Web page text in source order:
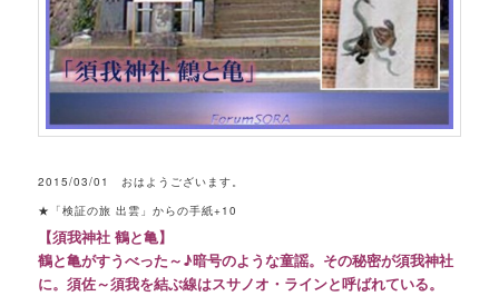
2015/03/01 おはようございます。
★「検証の旅 出雲」からの手紙+10
【須我神社 鶴と亀】
鶴と亀がすうべった～♪暗号のような童謡。その秘密が須我神社
に。須佐～須我を結ぶ線はスサノオ・ラインと呼ばれている。